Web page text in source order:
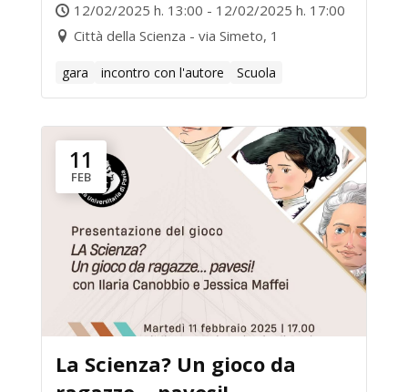
12/02/2025 h. 13:00 - 12/02/2025 h. 17:00
Città della Scienza - via Simeto, 1
gara incontro con l'autore Scuola
11
FEB
La Scienza? Un gioco da